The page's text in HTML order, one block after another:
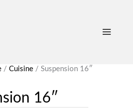
/ Cuisine / Suspension 16″
16″